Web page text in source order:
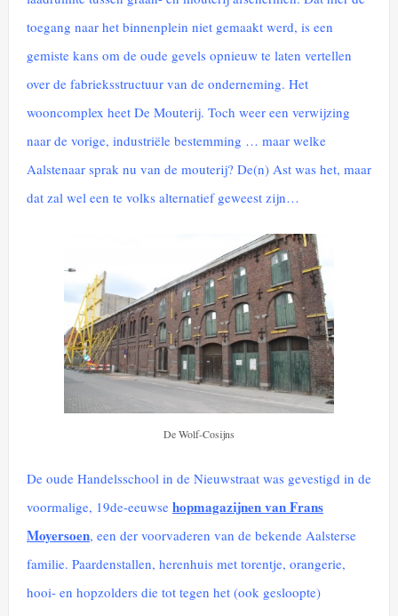
toegang naar het binnenplein niet gemaakt werd, is een
gemiste kans om de oude gevels opnieuw te laten vertellen
over de fabrieksstructuur van de onderneming. Het
wooncomplex heet De Mouterij. Toch weer een verwijzing
naar de vorige, industriële bestemming … maar welke
Aalstenaar sprak nu van de mouterij? De(n) Ast was het, maar
dat zal wel een te volks alternatief geweest zijn…
De Wolf-Cosijns
De oude Handelsschool in de Nieuwstraat was gevestigd in de
voormalige, 19de-eeuwse hopmagazijnen van Frans
Moyersoen, een der voorvaderen van de bekende Aalsterse
familie. Paardenstallen, herenhuis met torentje, orangerie,
hooi- en hopzolders die tot tegen het (ook gesloopte)